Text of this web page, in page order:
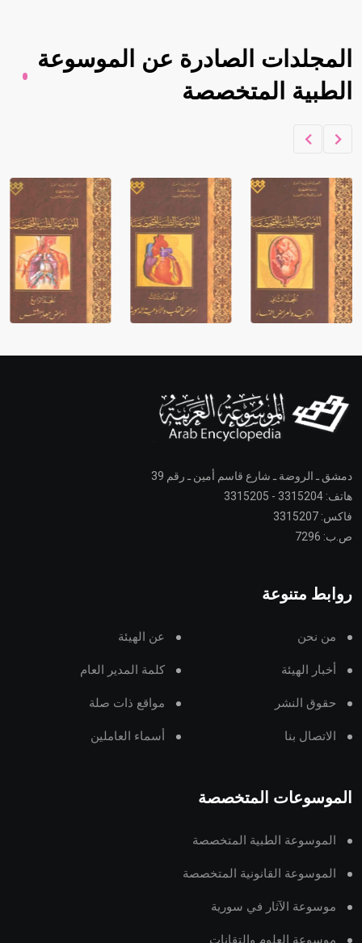
المجلدات الصادرة عن الموسوعة
الطبية المتخصصة
دمشق ـ الروضة ـ شارع قاسم أمين ـ رقم 39
هاتف: 3315204 - 3315205
فاكس: 3315207
ص.ب: 7296
روابط متنوعة
من نحن عن الهيئة
أخبار الهيئة كلمة المدير العام
حقوق النشر مواقع ذات صلة
الاتصال بنا أسماء العاملين
الموسوعات المتخصصة
الموسوعة الطبية المتخصصة
الموسوعة القانونية المتخصصة
موسوعة الآثار في سورية
موسوعة العلوم والتقانات